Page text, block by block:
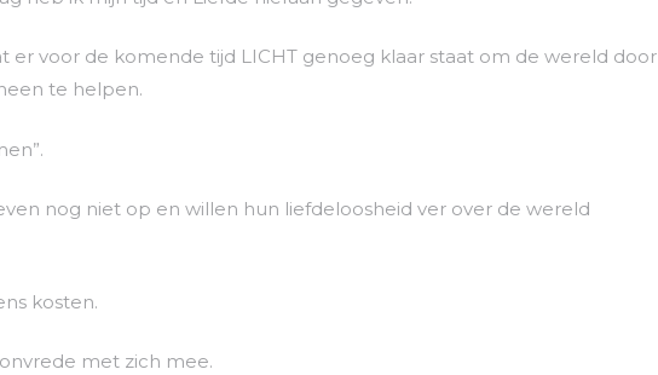
er voor de komende tijd LICHT genoeg klaar staat om de wereld door
te helpen.
nog niet op en willen hun liefdeloosheid ver over de wereld
kosten.
met zich mee.